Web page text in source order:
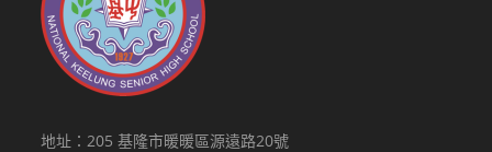
地址：205 基隆市暖暖區源遠路20號